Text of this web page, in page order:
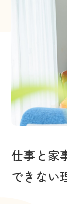
仕事と家
できない